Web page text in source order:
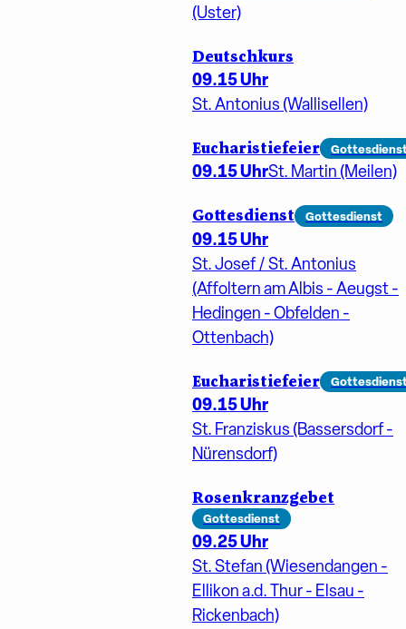
(Uster)
Deutschkurs
09.15 Uhr
St. Antonius (Wallisellen)
Eucharistiefeier
09.15 UhrSt. Martin (Meilen)
Gottesdienst Gottesdienst
09.15 Uhr
St. Josef / St. Antonius
(Affoltern am Albis - Aeugst -
Hedingen - Obfelden -
Ottenbach)
Eucharistiefeier
09.15 Uhr
St. Franziskus (Bassersdorf -
Nürensdorf)
Rosenkranzgebet
Gottesdienst
09.25 Uhr
St. Stefan (Wiesendangen -
Ellikon a.d. Thur - Elsau -
Rickenbach)